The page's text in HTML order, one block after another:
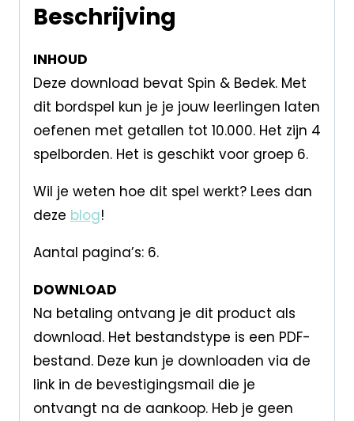
Beschrijving
INHOUD
Deze download bevat Spin & Bedek. Met
dit bordspel kun je je jouw leerlingen laten
oefenen met getallen tot 10.000. Het zijn 4
spelborden. Het is geschikt voor groep 6.
Wil je weten hoe dit spel werkt? Lees dan
deze blog!
Aantal pagina’s: 6.
DOWNLOAD
Na betaling ontvang je dit product als
download. Het bestandstype is een PDF-
bestand. Deze kun je downloaden via de
link in de bevestigingsmail die je
ontvangt na de aankoop. Heb je geen